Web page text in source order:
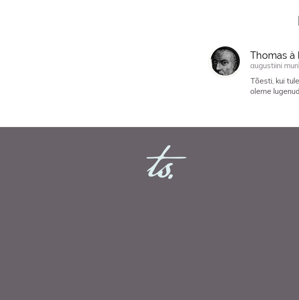
Thomas à
augustiini
Tõesti, kui
oleme